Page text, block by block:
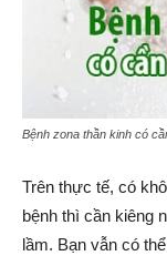
Bệnh zona thần kinh có
Trên thực tế, có
bệnh thì cần kiêng
lầm. Bạn vẫn có